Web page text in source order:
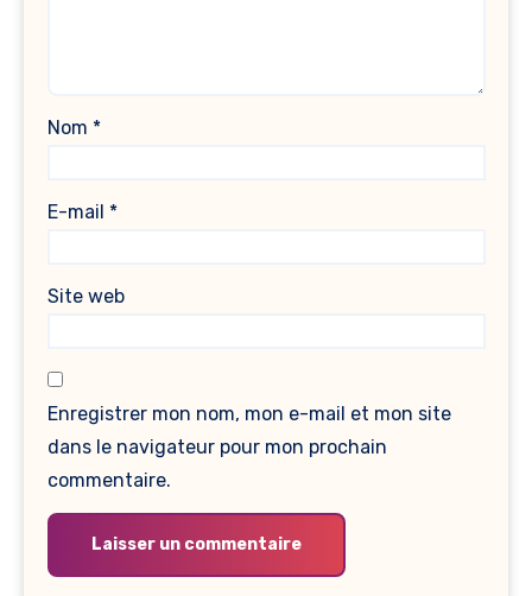
Nom *
E-mail *
Site web
Enregistrer mon nom, mon e-mail et mon site
dans le navigateur pour mon prochain
commentaire.